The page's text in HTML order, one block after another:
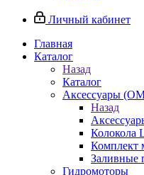
Личный кабинет
Главная
Каталог
Назад
Каталог
Аксессуары
Назад
Колокола
Комплект
Заливные
Гидромоторы